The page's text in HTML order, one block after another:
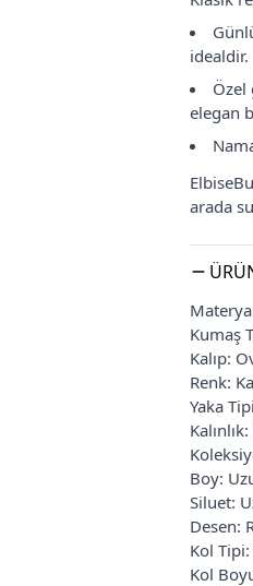
idealdir.
Özel
elegan
arada
Kumaş
Kalıp:
Renk:
Yaka
Boy:
Siluet:
Desen:
Kol
Kol